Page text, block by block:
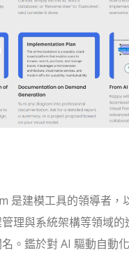
是建模工具的領導者，
理與系統架構等領域的
。鑑於對 AI 驅動自動